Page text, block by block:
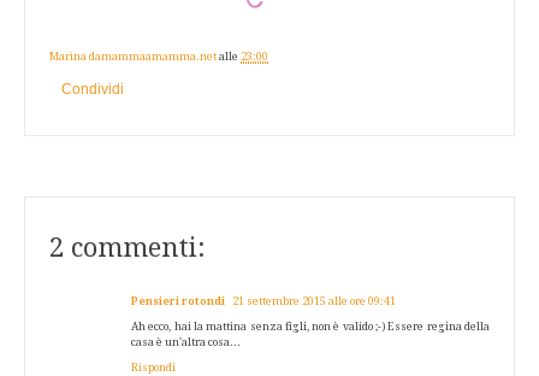
Marina damammaamamma.net alle 23:00
Condividi
2 commenti:
Pensieri rotondi 21 settembre 2015 alle ore 09:41
Ah ecco, hai la mattina senza figli, non è valido ;-) Essere regina della
casa è un'altra cosa...
Rispondi